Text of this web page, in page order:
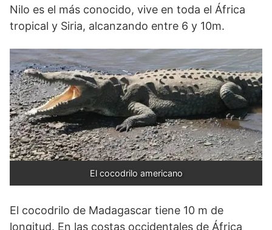
Nilo es el más conocido, vive en toda el África
tropical y Siria, alcanzando entre 6 y 10m.
El cocodrilo americano
El cocodrilo de Madagascar tiene 10 m de
longitud. En las costas occidentales de África